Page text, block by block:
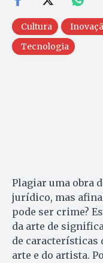
Cultura
Tecnologia
Plagiar uma obra
jurídico, mas
pode ser crime?
da arte de
de características
arte e do artista.